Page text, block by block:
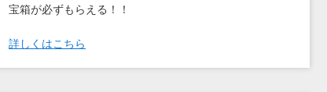
宝箱が必ずもらえる！！
詳しくはこちら